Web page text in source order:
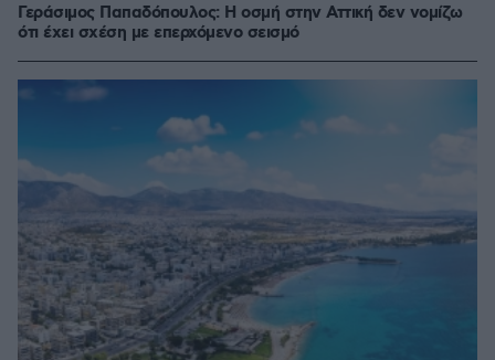
Γεράσιμος Παπαδόπουλος: Η οσμή στην Αττική δεν νομίζω
ότι έχει σχέση με επερχόμενο σεισμό